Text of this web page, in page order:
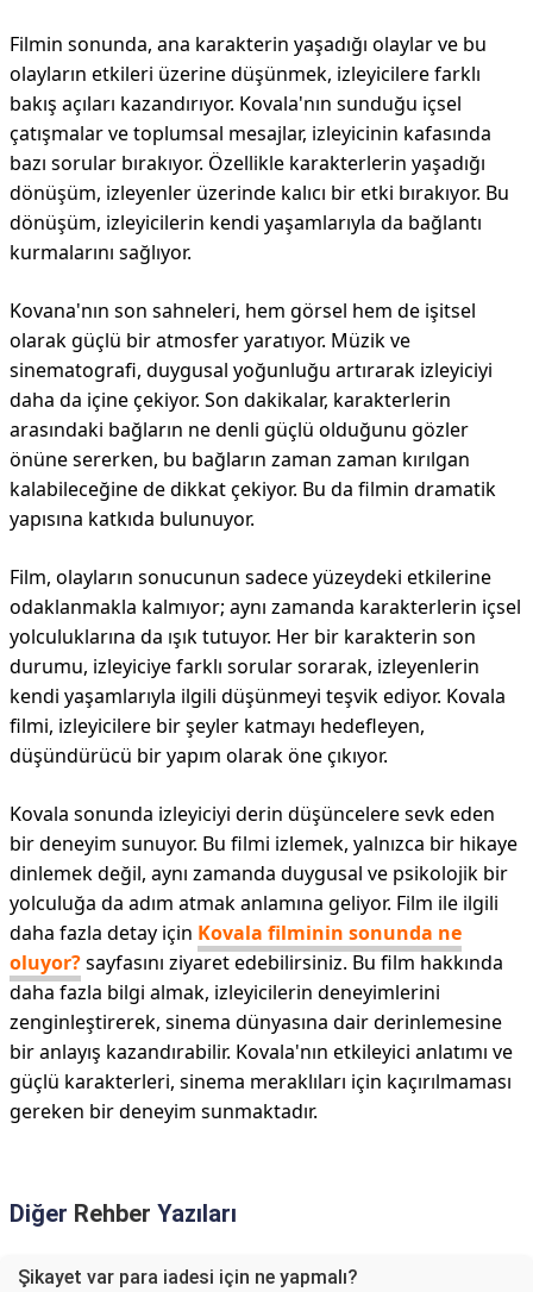
Filmin sonunda, ana karakterin yaşadığı olaylar ve bu
olayların etkileri üzerine düşünmek, izleyicilere farklı
bakış açıları kazandırıyor. Kovala'nın sunduğu içsel
çatışmalar ve toplumsal mesajlar, izleyicinin kafasında
bazı sorular bırakıyor. Özellikle karakterlerin yaşadığı
dönüşüm, izleyenler üzerinde kalıcı bir etki bırakıyor. Bu
dönüşüm, izleyicilerin kendi yaşamlarıyla da bağlantı
kurmalarını sağlıyor.
Kovana'nın son sahneleri, hem görsel hem de işitsel
olarak güçlü bir atmosfer yaratıyor. Müzik ve
sinematografi, duygusal yoğunluğu artırarak izleyiciyi
daha da içine çekiyor. Son dakikalar, karakterlerin
arasındaki bağların ne denli güçlü olduğunu gözler
önüne sererken, bu bağların zaman zaman kırılgan
kalabileceğine de dikkat çekiyor. Bu da filmin dramatik
yapısına katkıda bulunuyor.
Film, olayların sonucunun sadece yüzeydeki etkilerine
odaklanmakla kalmıyor; aynı zamanda karakterlerin içsel
yolculuklarına da ışık tutuyor. Her bir karakterin son
durumu, izleyiciye farklı sorular sorarak, izleyenlerin
kendi yaşamlarıyla ilgili düşünmeyi teşvik ediyor. Kovala
filmi, izleyicilere bir şeyler katmayı hedefleyen,
düşündürücü bir yapım olarak öne çıkıyor.
Kovala sonunda izleyiciyi derin düşüncelere sevk eden
bir deneyim sunuyor. Bu filmi izlemek, yalnızca bir hikaye
dinlemek değil, aynı zamanda duygusal ve psikolojik bir
yolculuğa da adım atmak anlamına geliyor. Film ile ilgili
daha fazla detay için Kovala filminin sonunda ne
oluyor?sayfasını ziyaret edebilirsiniz. Bu film hakkında
daha fazla bilgi almak, izleyicilerin deneyimlerini
zenginleştirerek, sinema dünyasına dair derinlemesine
bir anlayış kazandırabilir. Kovala'nın etkileyici anlatımı ve
güçlü karakterleri, sinema meraklıları için kaçırılmaması
gereken bir deneyim sunmaktadır.
Diğer Rehber Yazıları
Şikayet var para iadesi için ne yapmalı?